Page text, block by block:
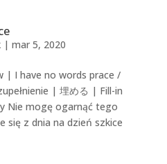
| mar 5, 2020
| I have no words prace /
| 埋める | Fill-in
Nie mogę ogarnąć tego
się z dnia na dzień szkice